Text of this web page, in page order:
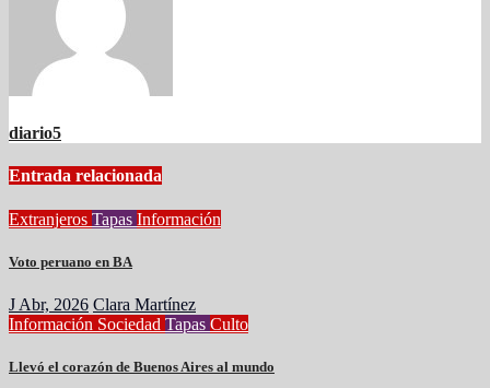
diario5
Entrada relacionada
Extranjeros Tapas Información
Voto peruano en BA
J Abr, 2026 Clara Martínez
Información Sociedad Tapas Culto
Llevó el corazón de Buenos Aires al mundo